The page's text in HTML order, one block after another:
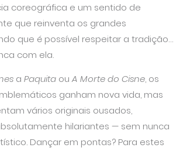
coreográfica e um sentido de
que reinventa os grandes
que é possível respeitar a tradição…
com ela.
a Paquita ouA Morte do Cisne, os
ganham nova vida, mas
vários originais ousados,
hilariantes — sem nunca
Dançar em pontas? Para estes